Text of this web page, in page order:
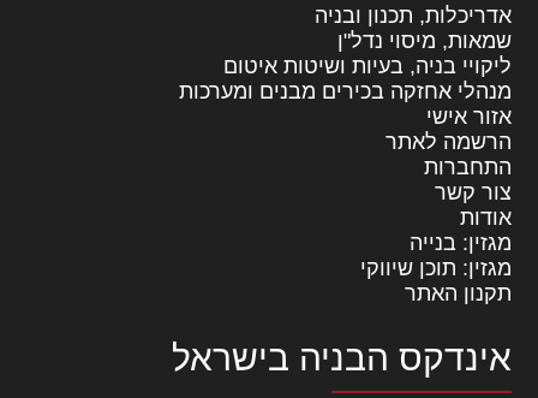
אדריכלות, תכנון ובניה
שמאות, מיסוי נדל"ן
ליקויי בניה, בעיות ושיטות איטום
מנהלי אחזקה בכירים מבנים ומערכות
אזור אישי
הרשמה לאתר
התחברות
צור קשר
אודות
מגזין: בנייה
מגזין: תוכן שיווקי
תקנון האתר
אינדקס הבניה בישראל